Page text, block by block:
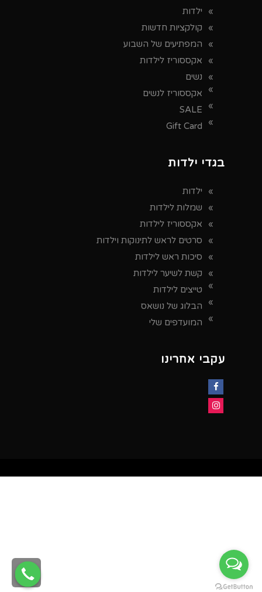
ילדות
קולקציות חדשות
המפתיעים של השבוע
אקססוריז לילדות
נשים
אקססוריז לנשים
SALE
Gift Card
בגדי ילדות
ילדות
שמלות לילדות
אקססוריז לילדות
סרטים לראש לתינוקות וילדות
סיכות ראש לילדות
קשת לשיער לילדות
טייצים לילדות
הבלוג של נושאס
המועדפים שלי
עקבי אחרינו
Facebook